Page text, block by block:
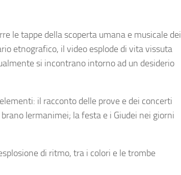
le tappe della scoperta umana e musicale dei
etnografico, il video esplode di vita vissuta
si incontrano intorno ad un desiderio
il racconto delle prove e dei concerti
Iermanimei; la festa e i Giudei nei giorni
di ritmo, tra i colori e le trombe